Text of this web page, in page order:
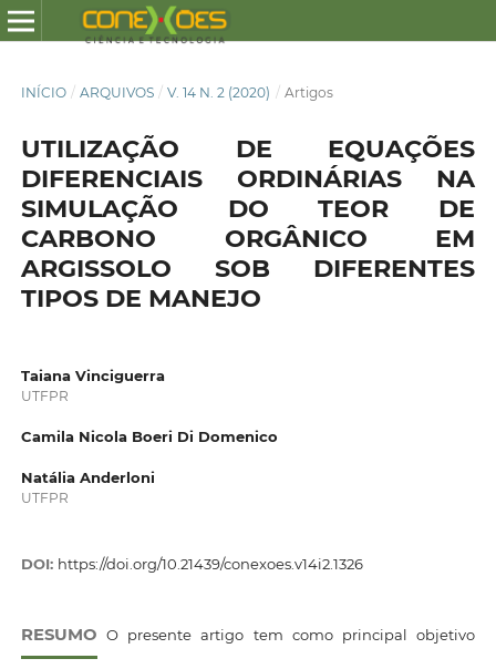
INÍCIO / ARQUIVOS / V. 14 N. 2 (2020) / Artigos
UTILIZAÇÃO DE EQUAÇÕES
DIFERENCIAIS ORDINÁRIAS NA
SIMULAÇÃO DO TEOR DE
CARBONO ORGÂNICO EM
ARGISSOLO SOB DIFERENTES
TIPOS DE MANEJO
Taiana Vinciguerra
UTFPR
Camila Nicola Boeri Di Domenico
Natália Anderloni
UTFPR
DOI: https://doi.org/10.21439/conexoes.v14i2.1326
RESUMO O presente artigo tem como principal objetivo